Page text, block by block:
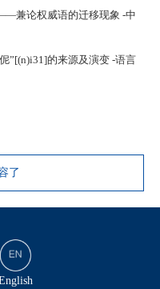
兼论权威语的迁移现象 -中
”[(n)i31]的来源及演变 -语言
了